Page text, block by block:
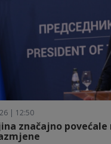
| 12:50
značajno povećale